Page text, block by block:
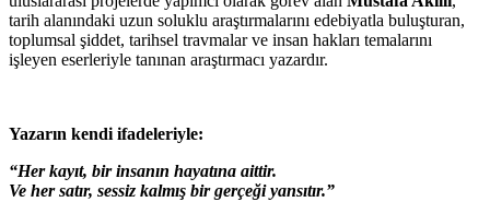
tarih alanındaki uzun soluklu araştırmalarını edebiyatla buluşturan,
toplumsal şiddet, tarihsel travmalar ve insan hakları temalarını
işleyen eserleriyle tanınan araştırmacı yazardır.
Yazarın kendi ifadeleriyle:
“Her kayıt, bir insanın hayatına aittir.
Ve her satır, sessiz kalmış bir gerçeği yansıtır.”